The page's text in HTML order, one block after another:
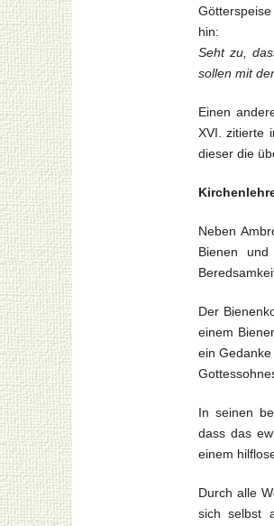
hin:
Seht zu,
sollen mit
Einen
XVI. zitierte
dieser die
Neben
Bienen
Der
einem
ein
In seinen
dass das
einem
Durch alle
sich selbst